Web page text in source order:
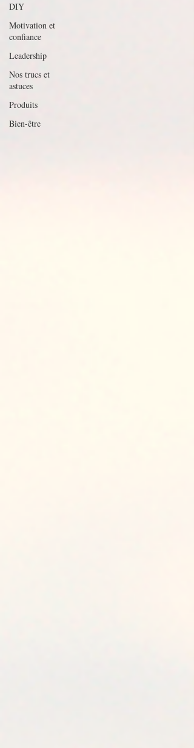
DIY
Motivation et
confiance
Leadership
Nos trucs et
astuces
Produits
Bien-être